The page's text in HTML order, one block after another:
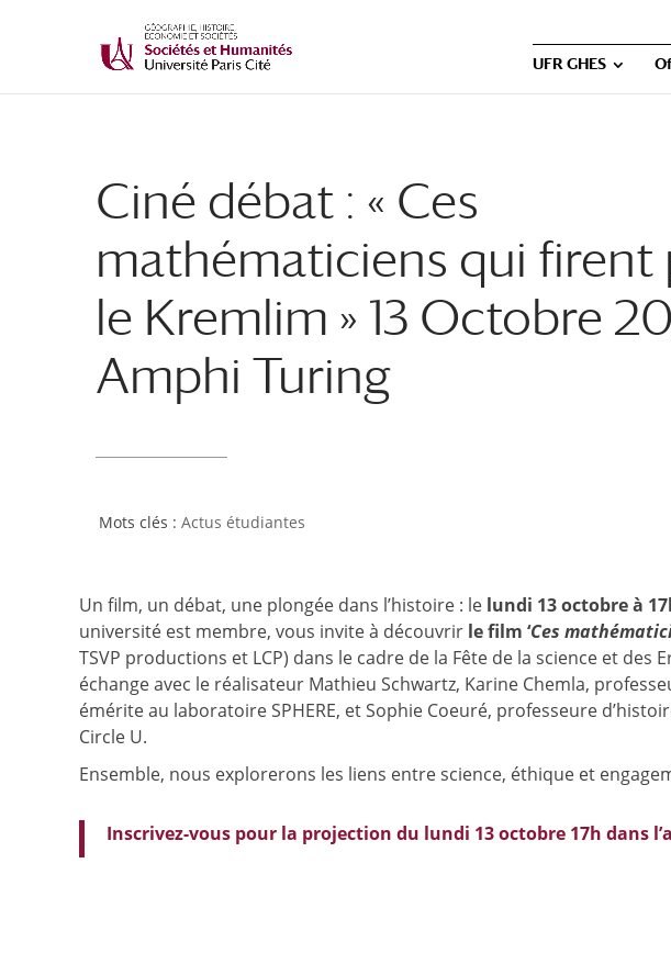
UFR GHES
Ciné débat : « Ces
mathématiciens qui firent
le Kremlim » 13 Octobre
Amphi Turing
Actus étudiantes
Un film, un débat, une plongée dans l’histoire : le lundi 13 octobre à
université est membre, vous invite à découvrir le film ‘Ces
TSVP productions et LCP) dans le cadre de la Fête de la science et des
échange avec le réalisateur Mathieu Schwartz, Karine Chemla,
émérite au laboratoire SPHERE, et Sophie Coeuré, professeure
Circle U.
Ensemble, nous explorerons les liens entre science, éthique et
Inscrivez-vous pour la projection du lundi 13 octobre 17h dans